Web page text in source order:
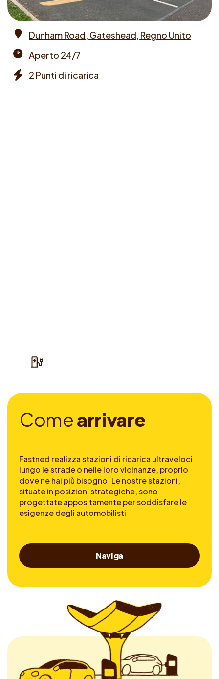
Dunham Road, Gateshead, Regno Unito
times
Aperto 24/7
2 Punti di ricarica
Comearrivare
Fastned realizza stazioni di ricarica ultraveloci
lungo le strade o nelle loro vicinanze, proprio
dove ne hai più bisogno. Le nostre stazioni,
situate in posizioni strategiche, sono
progettate appositamente per soddisfare le
esigenze degli automobilisti
Naviga